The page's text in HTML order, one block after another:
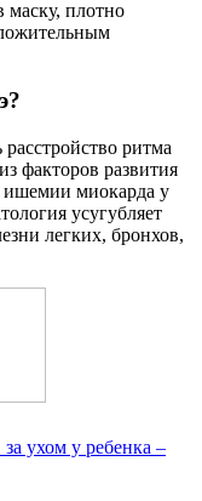
маску, плотно
ритма
факторов развития
ишемии миокарда у
усугубляет
легких, бронхов,
ухом у ребенка –